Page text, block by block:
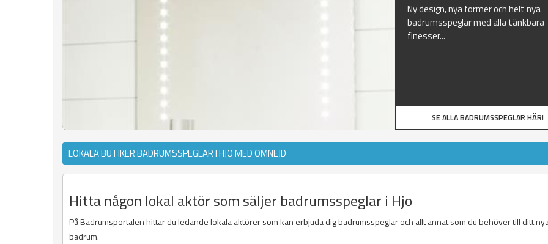
Ny design, nya former och helt nya
badrumsspeglar med alla tänkbara
finesser...
SE ALLA BADRUMSSPEGLAR HÄR!
LOKALA BUTIKER BADRUMSSPEGLAR I HJO MED OMNEJD
Hitta någon lokal aktör som säljer badrumsspeglar i Hjo
På Badrumsportalen hittar du ledande lokala aktörer som kan erbjuda dig badrumsspeglar och allt annat som du behöver till ditt
badrum.